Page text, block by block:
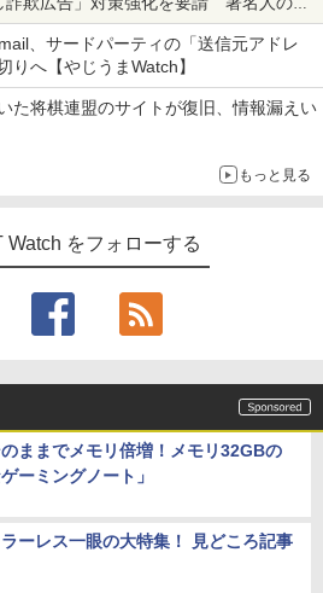
欺などへの対策として
、サードパーティの「送信元アドレ
りへ【やじうまWatch】
た将棋連盟のサイトが復旧、情報漏えい
もっと見る
Watch をフォローする
ままでメモリ倍増！メモリ32GBの
ゲーミングノート」
ーレス一眼の大特集！ 見どころ記事